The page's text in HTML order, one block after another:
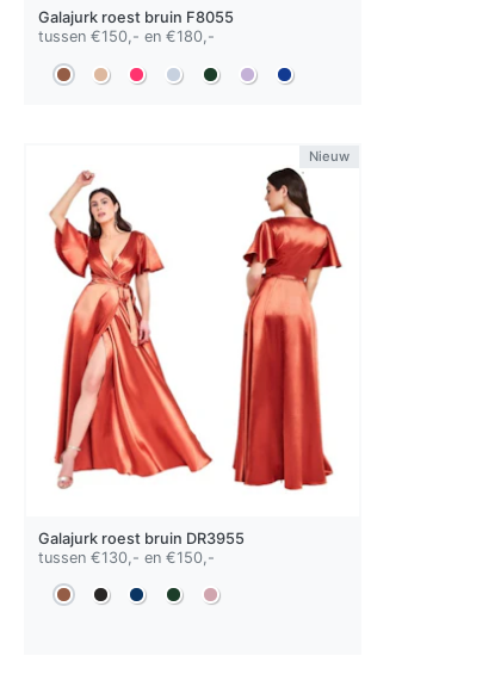
Galajurk roest bruin F8055
tussen €150,- en €180,-
Nieuw
Galajurk roest bruin DR3955
tussen €130,- en €150,-